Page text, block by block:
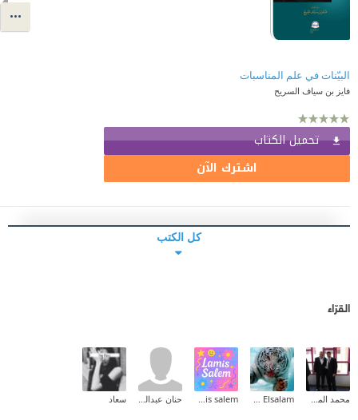
البيّنات في علم المناسبات
فايز بن سياف السريح
تحميل الكتاب
اشترك الآن
كل الكتب
القرّاء
سعاد